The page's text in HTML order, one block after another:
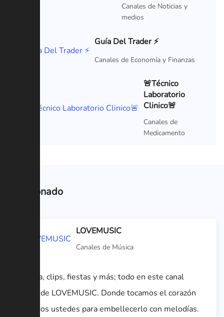
Canales de Noticias y
medios
Guía Del Trader ⚡
Canales de Economía y Finanzas
🚨Técnico
Laboratorio
Clinico🚨
Canales de
Medicamento
Relacionado
LOVEMUSIC
Canales de Música
Música, clips, fiestas y más; todo en este canal
oficial de LOVEMUSIC. Donde tocamos el corazón
de todos ustedes para embellecerlo con melodías.